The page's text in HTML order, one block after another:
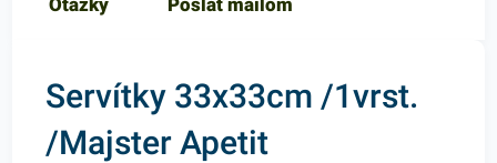
Servítky 33x33cm /1vrst.
/Majster Apetit